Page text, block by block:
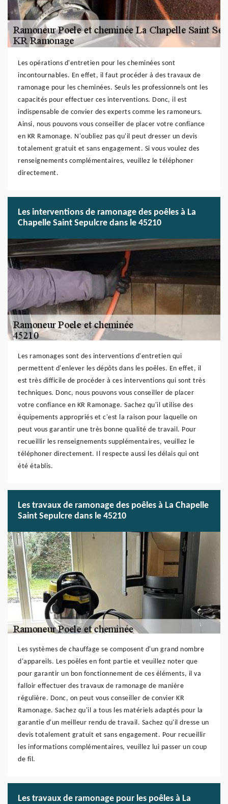
Les opérations d'entretien pour les cheminées sont
incontournables. En effet, il faut procéder à des travaux de
ramonage pour les cheminées. Seuls les professionnels ont les
capacités pour effectuer ces interventions. Donc, il est
indispensable de convier des experts comme les ramoneurs.
Ainsi, nous pouvons vous conseiller de placer votre confiance
en KR Ramonage. N'oubliez pas qu'il peut dresser un devis
totalement gratuit et sans engagement. Si vous voulez des
renseignements complémentaires, veuillez le téléphoner
directement.
Les interventions de ramonage des poêles à La
Chapelle Saint Sepulcre dans le 45210
Les ramonages sont des interventions d'entretien qui
permettent d'enlever les dépôts dans les poêles. En effet, il
est très difficile de procéder à ces interventions qui sont très
techniques. Donc, nous pouvons vous conseiller de placer
votre confiance en KR Ramonage. Sachez qu'il utilise des
équipements appropriés et c'est la raison pour laquelle on
peut vous garantir une très bonne qualité de travail. Pour
recueillir les renseignements supplémentaires, veuillez le
téléphoner directement. Il respecte aussi les délais qui ont
été établis.
Les travaux de ramonage des poêles à La Chapelle
Saint Sepulcre dans le 45210
Les systèmes de chauffage se composent d'un grand nombre
d'appareils. Les poêles en font partie et veuillez noter que
pour garantir un bon fonctionnement de ces éléments, il va
falloir effectuer des travaux de ramonage de manière
régulière. Donc, on peut vous conseiller de convier KR
Ramonage. Sachez qu'il a tous les matériels adaptés pour la
garantie d'un meilleur rendu de travail. Sachez qu'il dresse un
devis totalement gratuit et sans engagement. Pour recueillir
les informations complémentaires, veuillez lui passer un coup
de fil.
Les travaux de ramonage pour les poêles à La